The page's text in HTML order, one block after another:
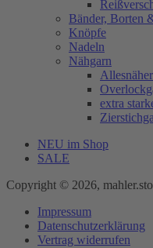
Bänder, Borten
Knöpfe
Nadeln
Nähgarn
extra
NEU im Shop
SALE
Copyright © 2026,
Impressum
Datenschutzerklärung
Vertrag widerrufen